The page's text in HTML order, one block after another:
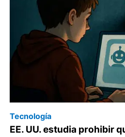
Tecnología
EE. UU. estudia prohibir